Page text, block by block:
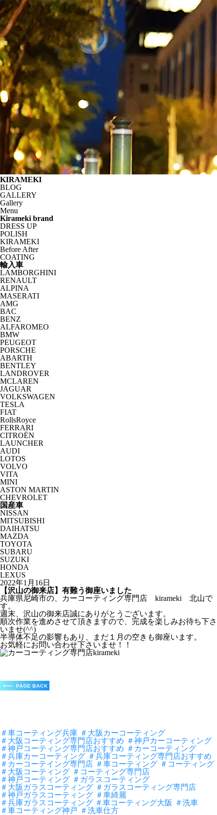
KIRAMEKI
BLOG
GALLERY
Gallery
Menu
Kirameki brand
DRESS UP
POLISH
KIRAMEKI
Before After
COATING
輸入車
LAMBORGHINI
RENAULT
ALPINA
MASERATI
AMG
BAC
BENZ
ALFAROMEO
BMW
PEUGEOT
PORSCHE
ABARTH
BENTLEY
LANDROVER
MCLAREN
JAGUAR
VOLKSWAGEN
TESLA
FIAT
RollsRoyce
FERRARI
CITROËN
LAUNCHER
AUDI
LOTOS
VOLVO
VITA
MINI
ASTON MARTIN
CHEVROLET
国産車
NISSAN
MITSUBISHI
DAIHATSU
MAZDA
TOYOTA
SUBARU
SUZUKI
HONDA
LEXUS
2022年1月16日
【沢山の御来店】有難う御座いました
兵庫県尼崎市の、カーコーティング専門店 kirameki 北山で
す。
週末、沢山の御来店誠にありがとうございます。
順次作業を進めさせて頂きますので、完成を楽しみお待ち下さ
いませ(^^)
半導体不足の影響もあり、まだ１月の空きも御座います。
お気軽にお問い合わせ下さいませ！！
＃車コーティング兵庫 ＃大阪カーコーティング
＃大阪コーティング専門店おすすめ ＃神戸カーコーティング
＃神戸コーティング専門店おすすめ ＃カーコーティング
＃兵庫カーコーティング ＃兵庫コーティング専門店おすすめ
＃カーコーテイング専門店 ＃車コーティング ＃コーティング
＃大阪コーティング ＃コーティング専門店
＃神戸コーティング ＃ガラスコーティング
＃大阪ガラスコーティング ＃ガラスコーティング専門店
＃神戸ガラスコーティング ＃車綺麗
＃兵庫ガラスコーティング ＃車コーティング大阪 ＃洗車
＃車コーティング神戸 ＃洗車仕方